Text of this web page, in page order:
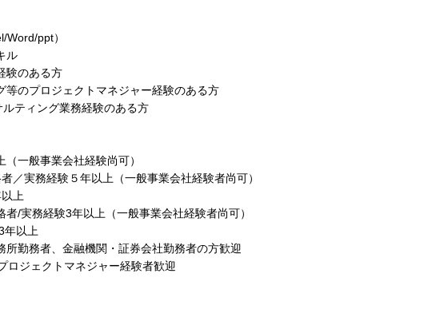
Word/ppt）
ル
験のある方
等のプロジェクトマネジャー経験のある方
ルティング業務経験のある方
（一般事業会社経験尚可）
／実務経験５年以上（一般事業会社経験者尚可）
上
者/実務経験3年以上（一般事業会社経験者尚可）
年以上
所勤務者、金融機関・証券会社勤務者の方歓迎
ロジェクトマネジャー経験者歓迎